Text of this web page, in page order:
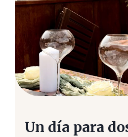
Un día para